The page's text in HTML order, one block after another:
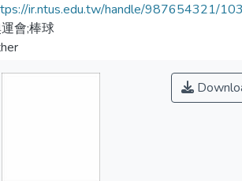
ir.ntus.edu.tw/handle/987654321/
會;棒球